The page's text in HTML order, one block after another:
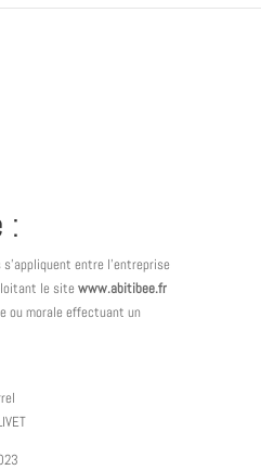
:
entre l’entreprise
le site www.abitibee.fr
ou morale effectuant un